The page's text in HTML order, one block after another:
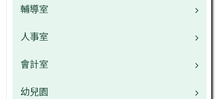
常用連結
檔案下載
行事曆
校園公告
檔案下載
行事曆
午餐中心
業務職掌
校園公告
檔案下載
行事曆
輔導室
業務職掌
校園公告
檔案下載
人事室
業務職掌
校園公告
會計室
業務職掌
幼兒園